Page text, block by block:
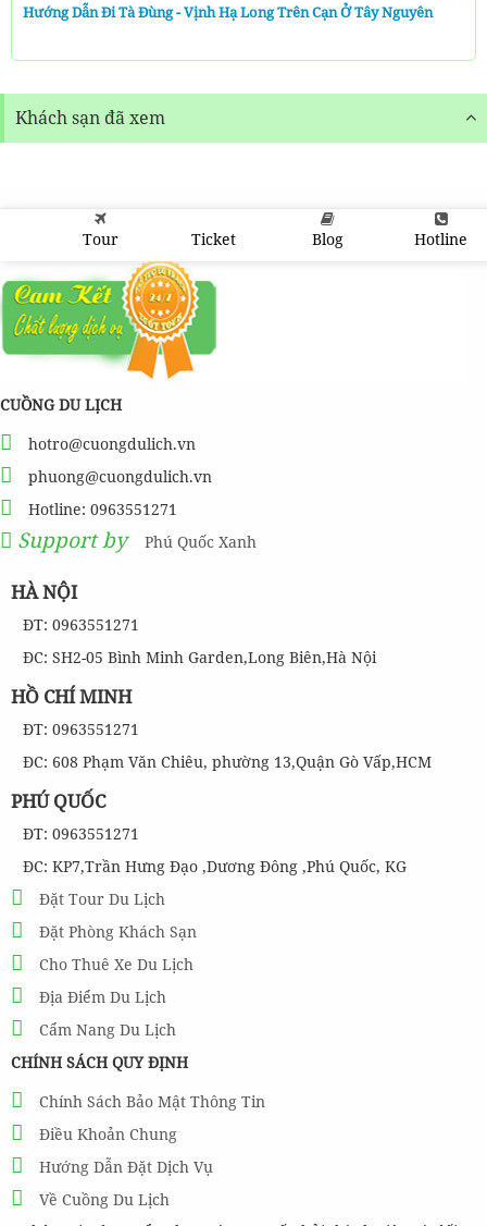
Hướng Dẫn Đi Tà Đùng - Vịnh Hạ Long Trên Cạn Ở Tây Nguyên
Khách sạn đã xem
Tour Ticket Blog Hotline
CUỒNG DU LỊCH
hotro@cuongdulich.vn
phuong@cuongdulich.vn
Hotline: 0963551271
Support by Phú Quốc Xanh
HÀ NỘI
ĐT: 0963551271
ĐC: SH2-05 Bình Minh Garden,Long Biên,Hà Nội
HỒ CHÍ MINH
ĐT: 0963551271
ĐC: 608 Phạm Văn Chiêu, phường 13,Quận Gò Vấp,HCM
PHÚ QUỐC
ĐT: 0963551271
ĐC: KP7,Trần Hưng Đạo ,Dương Đông ,Phú Quốc, KG
Đặt Tour Du Lịch
Đặt Phòng Khách Sạn
Cho Thuê Xe Du Lịch
Địa Điểm Du Lịch
Cẩm Nang Du Lịch
CHÍNH SÁCH QUY ĐỊNH
Chính Sách Bảo Mật Thông Tin
Điều Khoản Chung
Hướng Dẫn Đặt Dịch Vụ
Về Cuồng Du Lịch